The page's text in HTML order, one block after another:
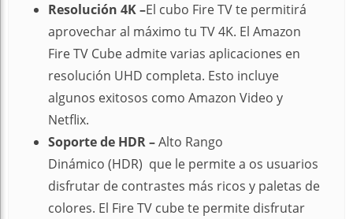
Resolución 4K –El cubo Fire TV te permitirá
aprovechar al máximo tu TV 4K. El Amazon
Fire TV Cube admite varias aplicaciones en
resolución UHD completa. Esto incluye
algunos exitosos como Amazon Video y
Netflix.
Soporte de HDR –Alto Rango
Dinámico (HDR) que le permite a os usuarios
disfrutar de contrastes más ricos y paletas de
colores. El Fire TV cube te permite disfrutar